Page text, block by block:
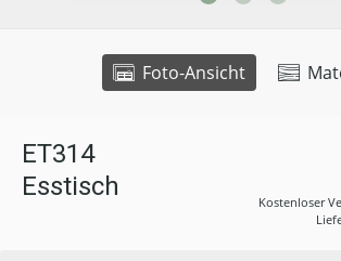
Foto-Ansicht
ET314
Esstisch
Kostenloser